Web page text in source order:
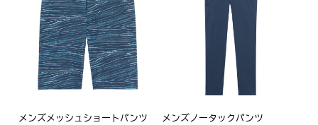
メンズメッシュショートパンツ
メンズノータックパンツ